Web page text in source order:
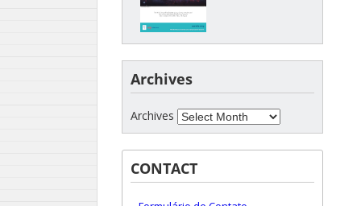
Archives
Archives
CONTACT